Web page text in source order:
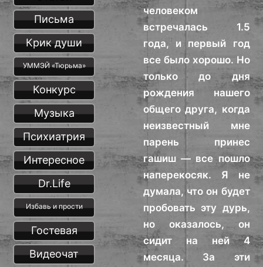
человеком
встречалась 1.5
года, и первый год
все было хорошо. Но
только до дня
рождения нашего
общего друга, когда
неизвестный мне
парень принес
гашиш — все пошло
наперекосяк. Я не
думала, что он будет
пробовать эту дурь,
но оказалось, он
сидит на ней 4
месяца. За эти
Письма
Крик души
УММЭЙ «Тюрьма»
Конкурс
Музыка
Психиатрия
Интересное
Dr.Life
Избавь и прости
Гостевая
Видеочат